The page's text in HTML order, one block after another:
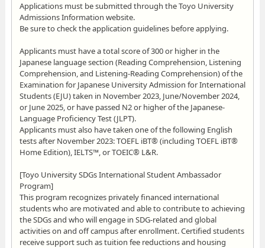
Applications must be submitted through the Toyo University
Admissions Information website.
Be sure to check the application guidelines before applying.
Applicants must have a total score of 300 or higher in the
Japanese language section (Reading Comprehension, Listening
Comprehension, and Listening-Reading Comprehension) of the
Examination for Japanese University Admission for International
Students (EJU) taken in November 2023, June/November 2024,
or June 2025, or have passed N2 or higher of the Japanese-
Language Proficiency Test (JLPT).
Applicants must also have taken one of the following English
tests after November 2023: TOEFL iBT® (including TOEFL iBT®
Home Edition), IELTS™, or TOEIC® L&R.
[Toyo University SDGs International Student Ambassador
Program]
This program recognizes privately financed international
students who are motivated and able to contribute to achieving
the SDGs and who will engage in SDG-related and global
activities on and off campus after enrollment. Certified students
receive support such as tuition fee reductions and housing